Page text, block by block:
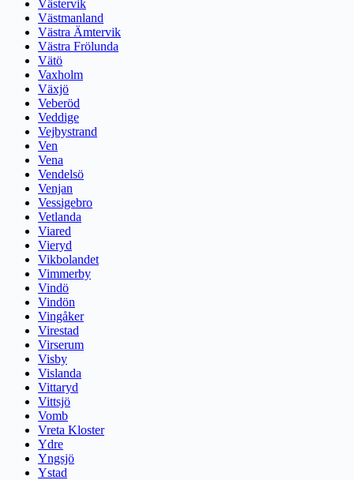
Västervik
Västmanland
Västra Ämtervik
Västra Frölunda
Vätö
Vaxholm
Växjö
Veberöd
Veddige
Vejbystrand
Ven
Vena
Vendelsö
Venjan
Vessigebro
Vetlanda
Viared
Vieryd
Vikbolandet
Vimmerby
Vindö
Vindön
Vingåker
Virestad
Virserum
Visby
Vislanda
Vittaryd
Vittsjö
Vomb
Vreta Kloster
Ydre
Yngsjö
Ystad